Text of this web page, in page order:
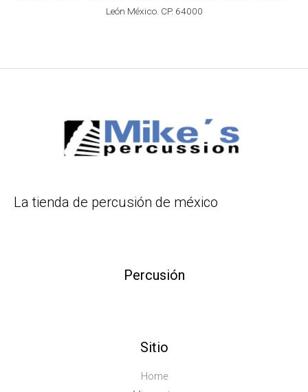
León México. CP. 64000
La tienda de percusión de méxico
Percusión
Sitio
Home